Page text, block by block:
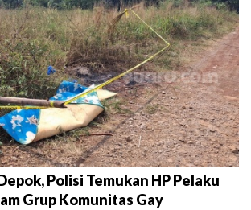
Polisi Temukan HP Pelaku
Grup Komunitas Gay